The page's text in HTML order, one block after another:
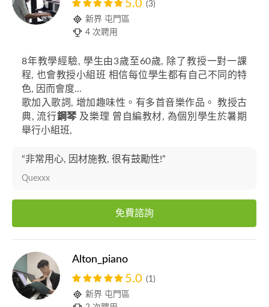
5.0 (3)
新界 屯門區
4 次聘用
8年教學經驗, 學生由3歲至60歲, 除了教授一對一課
程, 也會教授小組班 相信每位學生都有自己不同的特
色, 因而會度...
歌加入歌詞, 增加趣味性。有多首音樂作品。 教授古
典, 流行鋼琴及樂理 曾自編教材, 為個別學生於暑期
舉行小組班,
“非常用心, 因材施教, 很有鼓勵性!”
Quexxx
免費諮詢
Alton_piano
5.0 (1)
新界 屯門區